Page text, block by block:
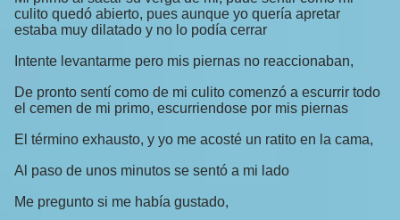
culito quedó abierto, pues aunque yo quería apretar
estaba muy dilatado y no lo podía cerrar
Intente levantarme pero mis piernas no reaccionaban,
De pronto sentí como de mi culito comenzó a escurrir todo
el cemen de mi primo, escurriendose por mis piernas
El término exhausto, y yo me acosté un ratito en la cama,
Al paso de unos minutos se sentó a mi lado
Me pregunto si me había gustado,